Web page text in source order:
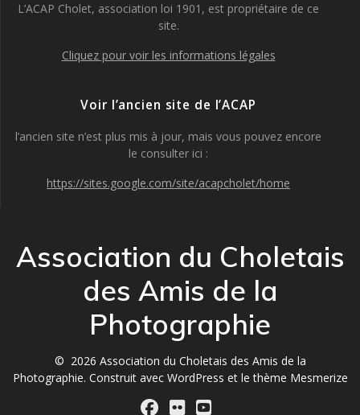
L’ACAP Cholet, association loi 1901, est propriétaire de ce
site.
Cliquez pour voir les informations légales
Voir l’ancien site de l’ACAP
l’ancien site n’est plus mis à jour, mais vous pouvez encore
le consulter ici :
https://sites.google.com/site/acapcholet/home
Association du Choletais
des Amis de la
Photographie
© 2026 Association du Choletais des Amis de la
Photographie. Construit avec WordPress et lethème Mesmerize